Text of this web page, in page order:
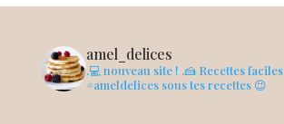
amel_delices
.💻 nouveau site ! .🍰 Recettes faciles
#ameldelices sous tes recettes 😉